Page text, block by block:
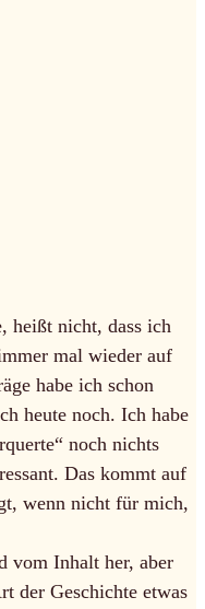
heißt nicht, dass ich
mal wieder auf
habe ich schon
heute noch. Ich habe
noch nichts
Das kommt auf
wenn nicht für mich,
vom Inhalt her, aber
der Geschichte etwas